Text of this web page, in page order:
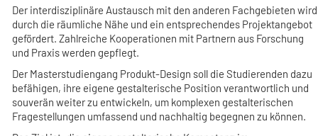
Der interdisziplinäre Austausch mit den anderen Fachgebieten wird
durch die räumliche Nähe und ein entsprechendes Projektangebot
gefördert. Zahlreiche Kooperationen mit Partnern aus Forschung
und Praxis werden gepflegt.
Der Masterstudiengang Produkt-Design soll die Studierenden dazu
befähigen, ihre eigene gestalterische Position verantwortlich und
souverän weiter zu entwickeln, um komplexen gestalterischen
Fragestellungen umfassend und nachhaltig begegnen zu können.